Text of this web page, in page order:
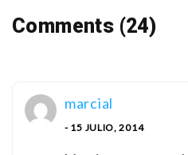
Comments (24)
marcial
- 15 JULIO, 2014